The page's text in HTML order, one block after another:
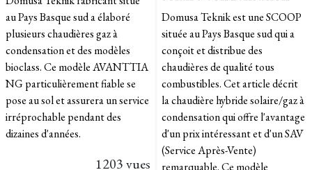
au Pays Basque sud a élaboré
plusieurs chaudières gaz à
condensation et des modèles
bioclass. Ce modèle AVANTTIA
NG particulièrement fiable se
pose au sol et assurera un service
irréprochable pendant des
dizaines d'années.
1203 vues
Domusa Teknik est une SCOOP
située au Pays Basque sud qui a
conçoit et distribue des
chaudières de qualité tous
combustibles. Cet article décrit
la chaudière hybride solaire/gaz à
condensation qui offre l'avantage
d'un prix intéressant et d'un SAV
(Service Après-Vente)
remarquable. Ce modèle